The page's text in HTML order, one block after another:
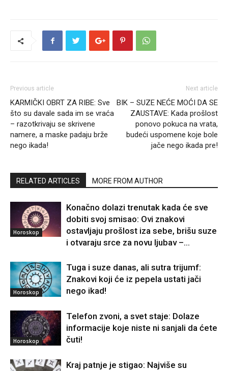
Previous article
KARMIČKI OBRT ZA RIBE: Sve
što su davale sada im se vraća
– razotkrivaju se skrivene
namere, a maske padaju brže
nego ikada!
Next article
BIK – SUZE NEĆE MOĆI DA SE
ZAUSTAVE: Kada prošlost
ponovo pokuca na vrata,
budeći uspomene koje bole
jače nego ikada pre!
RELATED ARTICLES MORE FROM AUTHOR
Horoskop
Konačno dolazi trenutak kada će sve
dobiti svoj smisao: Ovi znakovi
ostavljaju prošlost iza sebe, brišu suze
i otvaraju srce za novu ljubav –...
Horoskop
Tuga i suze danas, ali sutra trijumf:
Znakovi koji će iz pepela ustati jači
nego ikad!
Horoskop
Telefon zvoni, a svet staje: Dolaze
informacije koje niste ni sanjali da ćete
čuti!
Kraj patnje je stigao: Najviše su